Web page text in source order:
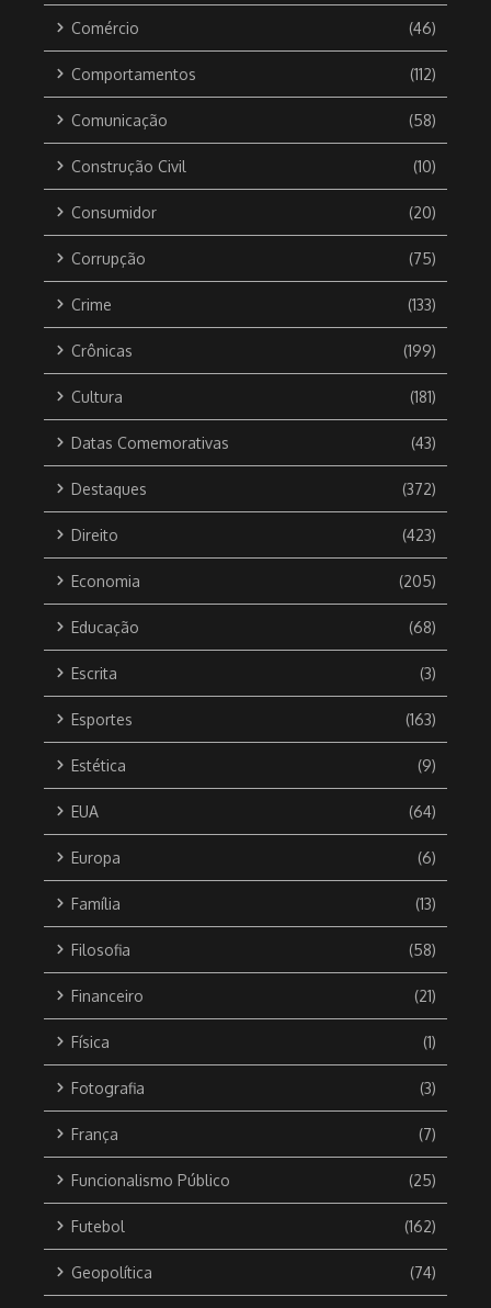
Comércio (46)
Comportamentos (112)
Comunicação (58)
Construção Civil (10)
Consumidor (20)
Corrupção (75)
Crime (133)
Crônicas (199)
Cultura (181)
Datas Comemorativas (43)
Destaques (372)
Direito (423)
Economia (205)
Educação (68)
Escrita (3)
Esportes (163)
Estética (9)
EUA (64)
Europa (6)
Família (13)
Filosofia (58)
Financeiro (21)
Física (1)
Fotografia (3)
França (7)
Funcionalismo Público (25)
Futebol (162)
Geopolítica (74)